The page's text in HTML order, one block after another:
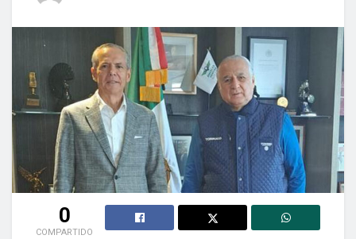
0
COMPARTIDO